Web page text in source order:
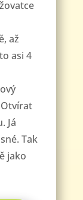
až
asi 4
Já
Tak
jako